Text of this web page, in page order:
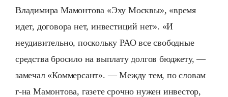
Владимира Мамонтова «Эху Москвы», «время
идет, договора нет, инвестиций нет». «И
неудивительно, поскольку РАО все свободные
средства бросило на выплату долгов бюджету, —
замечал «Коммерсант». — Между тем, по словам
г-на Мамонтова, газете срочно нужен инвестор,